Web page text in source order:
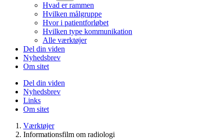
Hvad er rammen
Hvilken målgruppe
Hvor i patientforløbet
Hvilken type kommunikation
Alle værktøjer
Del din viden
Nyhedsbrev
Om sitet
Del din viden
Nyhedsbrev
Links
Om sitet
Værktøjer
Informationsfilm om radiologi